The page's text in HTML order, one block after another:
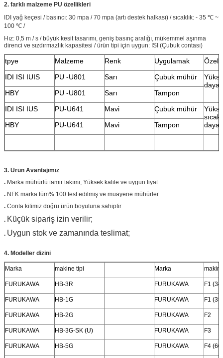
2. farklı malzeme PU özellikleri
IDI yağ keçesi / basıncı: 30 mpa / 70 mpa (artı destek halkası) / sıcaklık: - 35 ℃ ~
100 ℃ /
Hız: 0,5 m / s / büyük kesit tasarımı, geniş basınç aralığı, mükemmel aşınma
direnci ve sızdırmazlık kapasitesi / ürün tipi için uygun: ISI (Çubuk contası)
tpye Malzeme Renk Uygulamak
IDI ISI IUIS
PU -U801 Sarı Çubuk mühür
HBY
PU -U801 Sarı
Tampon
IDI ISI IUS
PU-U641 Mavi Çubuk mühür
HBY PU-U641 Mavi Tampon
3. Ürün Avantajımız
. Marka mühürlü tamir takımı, Yüksek kalite ve uygun fiyat
. NFK marka tüm% 100 test edilmiş ve muayene mühürler
. Conta kitimiz doğru ürün boyutuna sahiptir
. Küçük sipariş izin verilir;
. Uygun stok ve zamanında teslimat;
4. Modeller dizini
Marka makine tipi Marka
FURUKAWA HB-3R FURUKAWA F1 (34)
FURUKAWA HB-1G FURUKAWA F1 (35)
FURUKAWA HB-2G FURUKAWA F2
FURUKAWA HB-3G-SK (U) FURUKAWA F3
FURUKAWA HB-5G FURUKAWA F4 (60)